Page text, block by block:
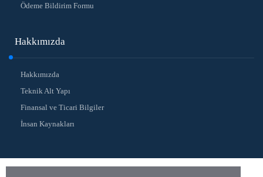
Ödeme Bildirim Formu
Hakkımızda
Hakkımızda
Teknik Alt Yapı
Finansal ve Ticari Bilgiler
İnsan Kaynakları